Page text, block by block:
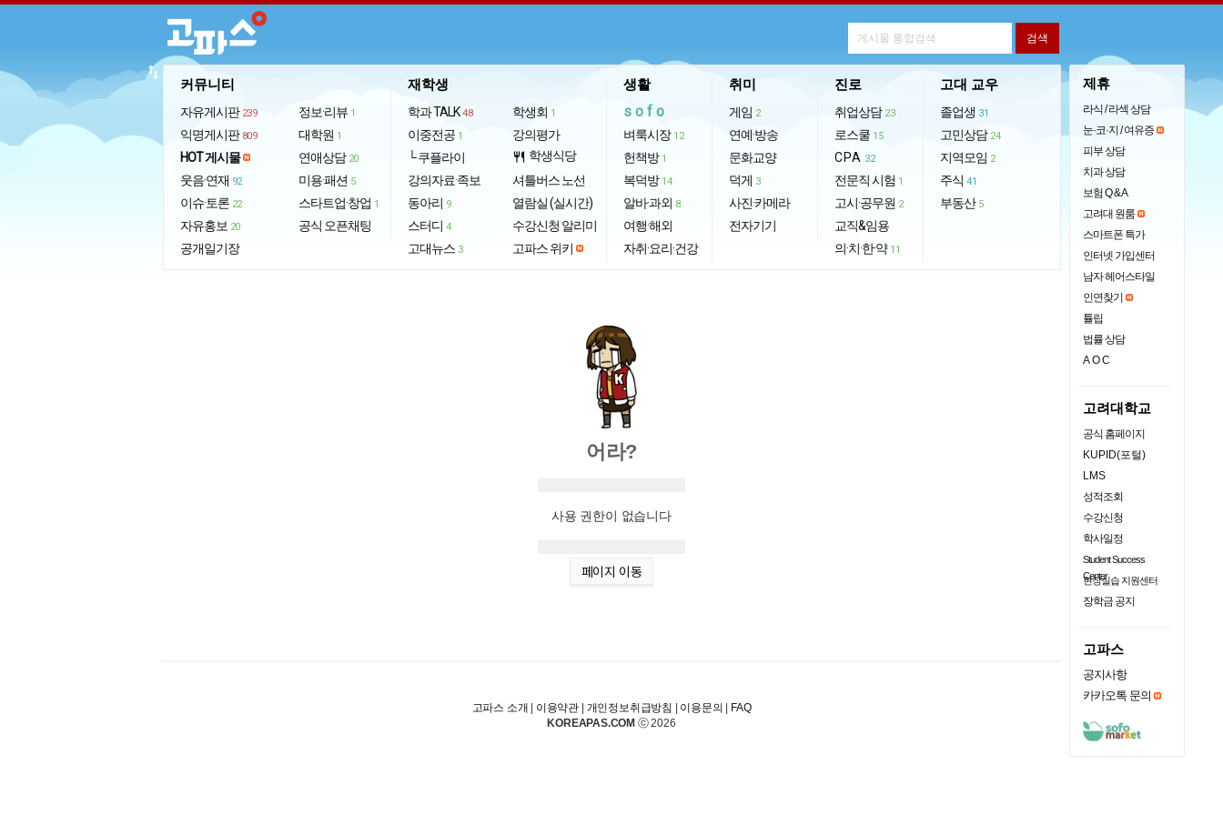
커뮤니티
자유게시판 239
익명게시판 809
HOT 게시물
웃음·연재 92
이슈·토론 22
자유홍보 20
공개일기장
정보·리뷰 1
대학원 1
연애상담 20
미용·패션 5
스타트업·창업 1
공식 오픈채팅
재학생
학과 TALK 48
이중전공 1
└ 쿠플라이
강의자료·족보
동아리 9
스터디 4
고대뉴스 3
학생회 1
강의평가
restaurant 학생식당
셔틀버스 노선
열람실 (실시간)
수강신청 알리미
고파스 위키
생활
sofo
벼룩시장 12
헌책방 1
복덕방 14
알바·과외 8
여행·해외
자취·요리·건강
취미
게임 2
연예·방송
문화교양
덕게 3
사진·카메라
전자기기
진로
취업상담 23
로스쿨 15
CPA 32
전문직 시험 1
고시·공무원 2
교직&임용
의·치·한·약 11
고대 교우
졸업생 31
고민상담 24
지역모임 2
주식 41
부동산 5
import_export
어라?
사용 권한이 없습니다
페이지 이동
제휴
라식 / 라섹 상담
눈·코·지 / 여유증
피부 상담
치과 상담
보험 Q & A
고려대 원룸
스마트폰 특가
인터넷 가입센터
남자 헤어스타일
인연찾기
튤립
법률 상담
AOC
고려대학교
공식 홈페이지
KUPID(포털)
LMS
성적조회
수강신청
학사일정
Student Success
Center
현장실습 지원센터
장학금 공지
고파스
공지사항
카카오톡 문의
고파스 소개 이용약관 개인정보취급방침 이용문의
FAQ
KOREAPAS.COM ⓒ 2026